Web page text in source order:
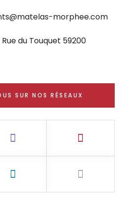
morphee.com
Rue du Touquet 59200
SUR NOS RÉSEAUX